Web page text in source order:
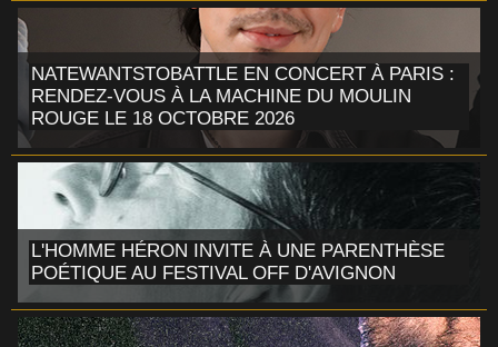
NATEWANTSTOBATTLE EN CONCERT À PARIS :
RENDEZ-VOUS À LA MACHINE DU MOULIN
ROUGE LE 18 OCTOBRE 2026
L'HOMME HÉRON INVITE À UNE PARENTHÈSE
POÉTIQUE AU FESTIVAL OFF D'AVIGNON